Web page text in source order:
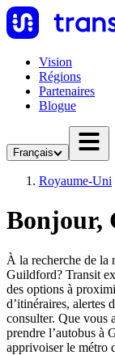
Vision
Régions
Partenaires
Blogue
Français
Royaume-Uni
Bonjour,
À la recherche de la
Guildford? Transit
des options à
d’itinéraires, alertes
consulter. Que vous
prendre l’autobus à
apprivoiser le métro